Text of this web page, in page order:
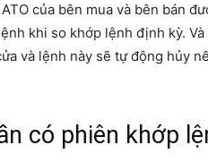
của bên mua và bên bán
khi so khớp lệnh định kỳ.
và lệnh này sẽ tự động hủy
có phiên khớp